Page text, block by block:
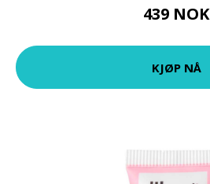
439 NOK
KJØP NÅ